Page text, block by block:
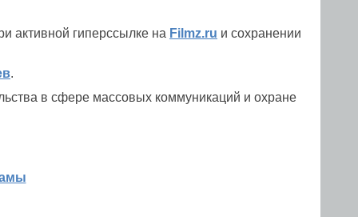
активной гиперссылке на Filmz.ru и сохранении
.
в сфере массовых коммуникаций и охране